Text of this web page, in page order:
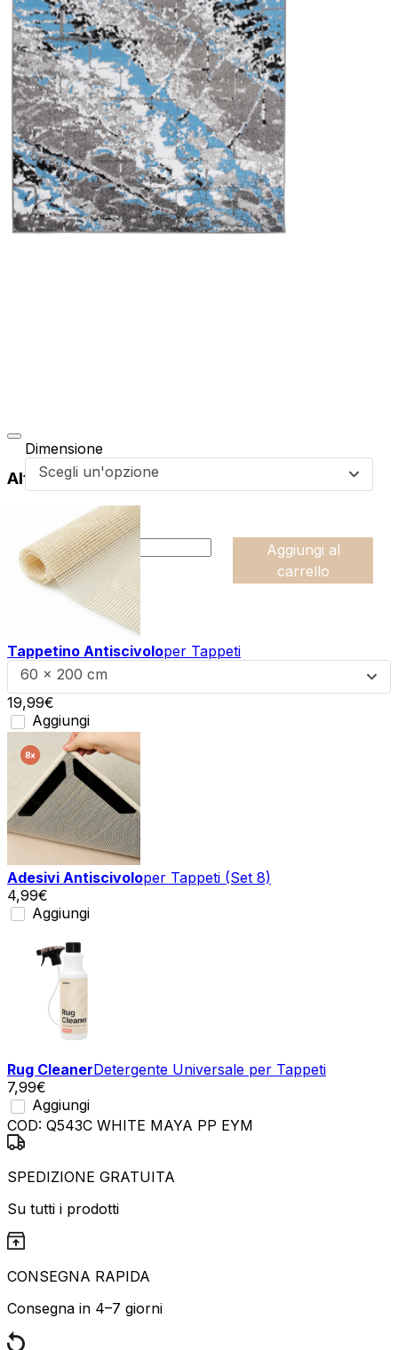
Dimensione
Scegli un'opzione
64,99€
:product_name quantity
-
+
Aggiungi al
carrello
Altri prodotti di questa collezione
Tappetino Antiscivoloper Tappeti
60 x 200 cm
19,99€
Aggiungi
Adesivi Antiscivoloper Tappeti (Set 8)
4,99€
Aggiungi
Rug CleanerDetergente Universale per Tappeti
7,99€
Aggiungi
COD: Q543C WHITE MAYA PP EYM
SPEDIZIONE GRATUITA
Su tutti i prodotti
CONSEGNA RAPIDA
Consegna in 4–7 giorni